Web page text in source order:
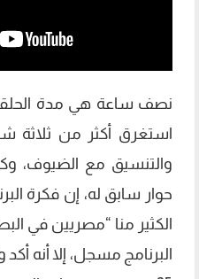
نصف ساعة هي مدة الحلقة
استغرق أكثر من ثلاثة
والتنسيق مع الضيوف،
حوار سابق له، إن فكرة
الكثير منا “مصريين في
البرنامج مسجل، إلا أنه